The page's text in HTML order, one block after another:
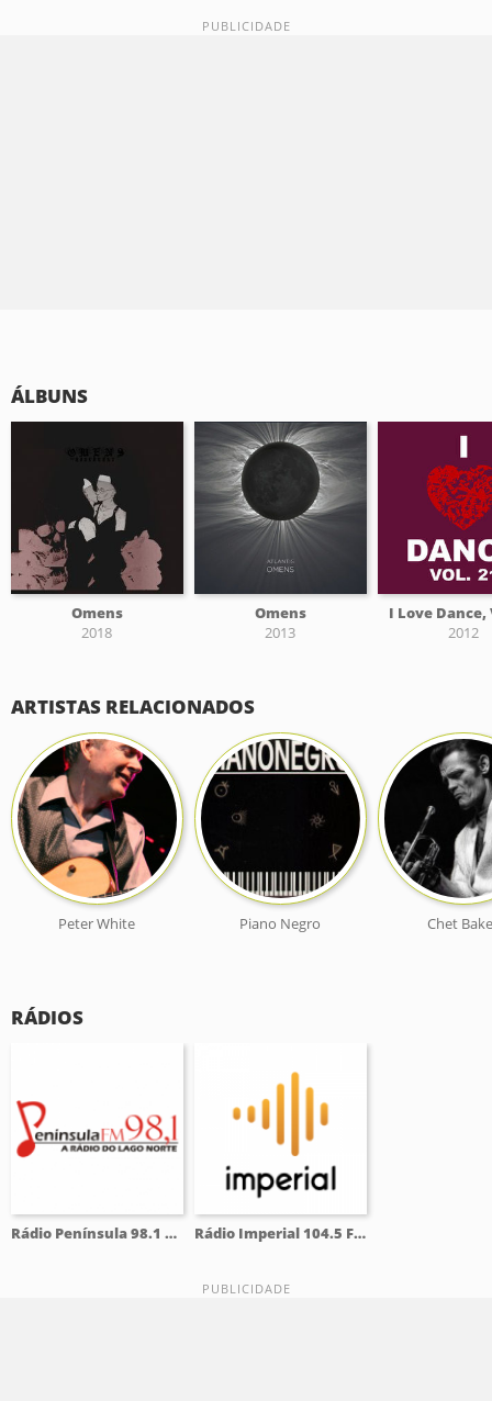
ÁLBUNS
Omens
2018
Omens
2013
I Love Dance,
2012
ARTISTAS RELACIONADOS
Peter White Piano Negro Chet
RÁDIOS
Rádio Península 98.1 FM Rádio Imperial 104.5 FM